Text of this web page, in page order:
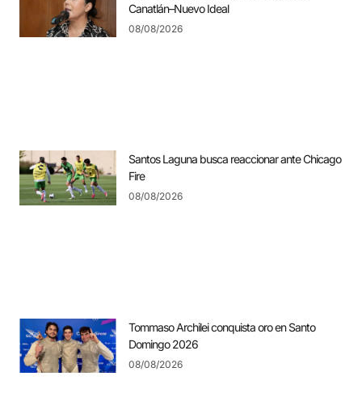
Canatlán–Nuevo Ideal
08/08/2026
Santos Laguna busca reaccionar ante Chicago
Fire
08/08/2026
Tommaso Archilei conquista oro en Santo
Domingo 2026
08/08/2026